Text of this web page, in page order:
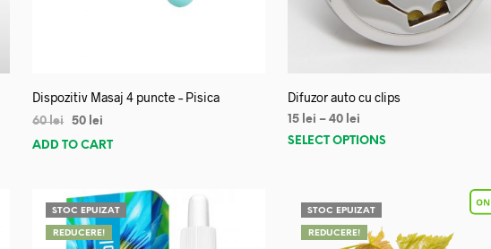
Dispozitiv Masaj 4 puncte – Pisica
60lei 50 lei
ADD TO CART
Difuzor auto cu clips
15 lei –40 lei
SELECT OPTIONS
STOC EPUIZAT
REDUCERE!
STOC EPUIZAT
REDUCERE!